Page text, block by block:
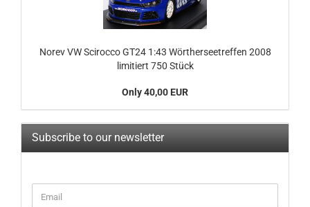
Norev VW Scirocco GT24 1:43 Wörtherseetreffen 2008
limitiert 750 Stück
Only 40,00 EUR
Subscribe to our newsletter
TO
Email